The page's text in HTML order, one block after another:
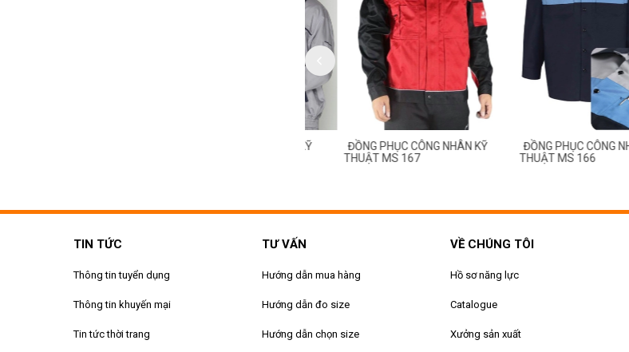
ĐỒNG PHỤC CÔNG NHÂN KỸ
THUẬT MS 167
ĐỒNG PHỤC CÔNG NHÂN KỸ
THUẬT MS 166
TIN TỨC
Thông tin tuyển dụng
Thông tin khuyến mại
Tin tức thời trang
TƯ VẤN
Hướng dẫn mua hàng
Hướng dẫn đo size
Hướng dẫn chọn size
VỀ CHÚNG TÔI
Hồ sơ năng lực
Catalogue
Xưởng sản xuất